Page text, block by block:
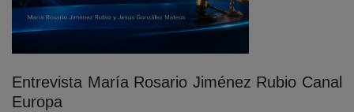
Entrevista María Rosario Jiménez Rubio Canal
Europa